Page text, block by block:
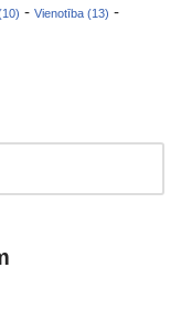
- Vienotība (13) -